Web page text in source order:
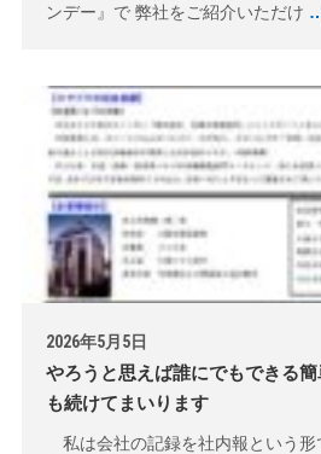
ンデー』で 弊社をご紹介いただけ
2026年5月5日
やろうと思えば誰にでもできる
も続けてまいります
私は会社の記録を社内報という形